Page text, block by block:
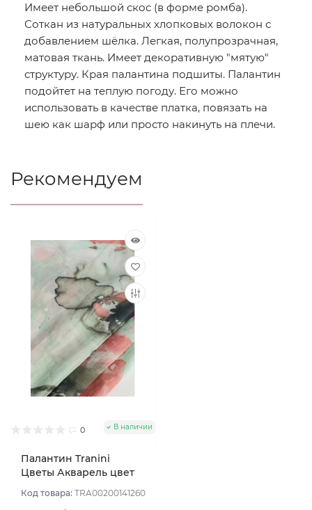
Имеет небольшой скос (в форме ромба).
Соткан из натуральных хлопковых волокон с
добавлением шёлка. Легкая, полупрозрачная,
матовая ткань. Имеет декоративную "мятую"
структуру. Края палантина подшиты. Палантин
подойтет на теплую погоду. Его можно
использовать в качестве платка, повязать на
шею как шарф или просто накинуть на плечи.
Рекомендуем
0 В наличии
Палантин Tranini
Цветы Акварель цвет
Код товара: TRA00200141260